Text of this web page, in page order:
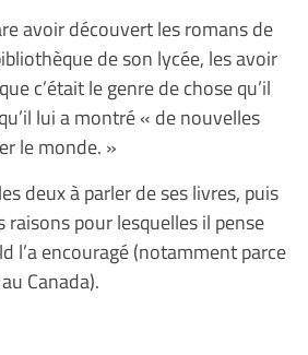
avoir découvert les romans de
de son lycée, les avoir
c’était le genre de chose qu’il
lui a montré « de nouvelles
le monde. »
deux à parler de ses livres, puis
pour lesquelles il pense
l’a encouragé (notamment parce
Canada).